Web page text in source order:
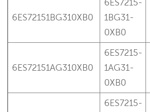
6ES72151BG310XB0
6ES7215-
1BG31-
0XB0
6ES72151AG310XB0
6ES7215-
1AG31-
0XB0
6ES7215-